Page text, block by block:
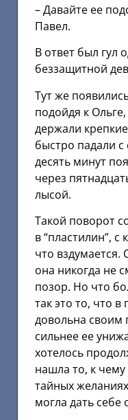
– Давайте ее
Павел.
В ответ был гул
беззащитной
Тут же
подойдя к
держали
быстро падали
десять минут
через
лысой.
Такой поворот
в “пластилин”,
что вздумается.
она никогда не
позор. Но что
так это то, что
довольна
сильнее ее
хотелось
нашла то, к
тайных
могла дать себе